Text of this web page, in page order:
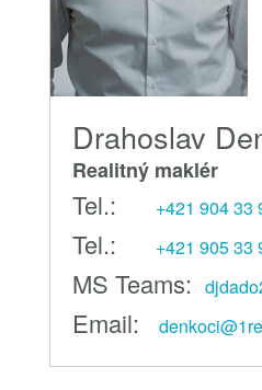
Drahoslav
Realitný maklér
Tel.: +421 904 33
Tel.: +421 905 33
MS Teams:
Email: